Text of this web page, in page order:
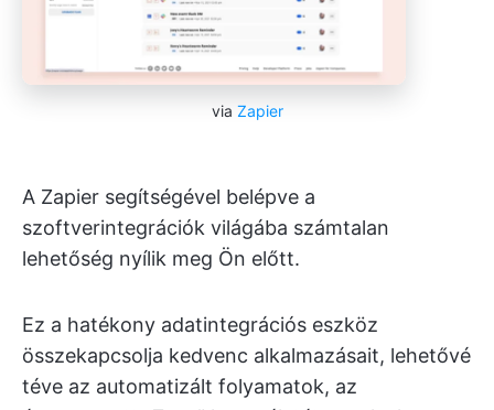
via Zapier
A Zapier segítségével belépve a
szoftverintegrációk világába számtalan
lehetőség nyílik meg Ön előtt.
Ez a hatékony adatintegrációs eszköz
összekapcsolja kedvenc alkalmazásait, lehetővé
téve az automatizált folyamatok, az